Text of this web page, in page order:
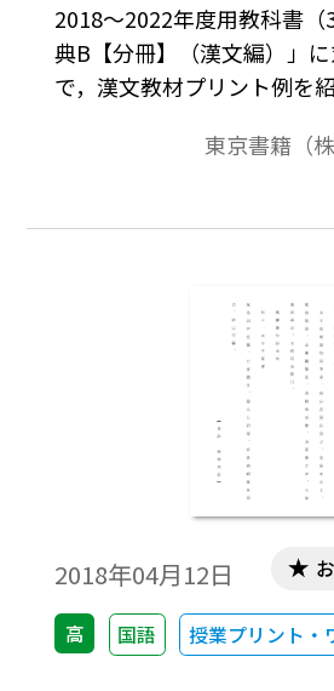
2018～2022年度用教科書（
典B【分冊】（漢文編）」
で，漢文教材プリント例を紹
東京書籍（
2018年04月12日
高 国語 授業プリント・